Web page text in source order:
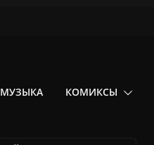
МУЗЫКА КОМИКСЫ